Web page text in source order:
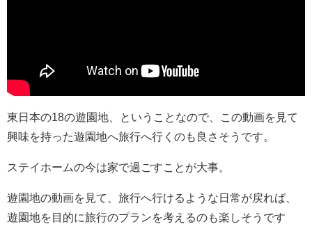
東日本の18の遊園地、ということなので、この動画を見て
興味を持った遊園地へ旅行へ行くのも良さそうです。
ステイホームの今は家で過ごすことが大事。
遊園地の動画を見て、旅行へ行けるような日常が戻れば、
遊園地を目的に旅行のプランを考えるのも楽しそうです